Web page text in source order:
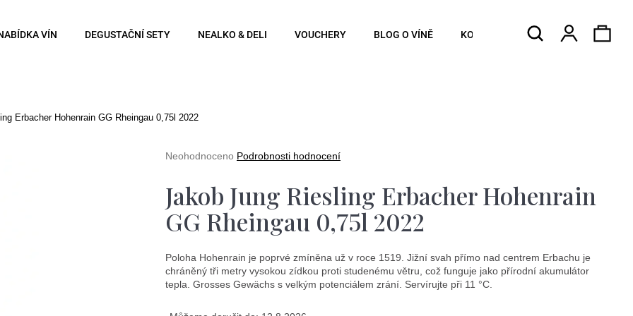
VÍN DEGUSTAČNÍ SETY NEALKO & DELI VOUCHERY BLOG O VÍNĚ KONTAKTY Hledat
Erbacher Hohenrain GG Rheingau 0,75l 2022
Průměrné
je
0,0
z
5
Neohodnoceno Podrobnosti hodnocení
Jakob Jung Riesling Erbacher Hohenrain
GG Rheingau 0,75l 2022
Poloha Hohenrain je poprvé zmíněna už v roce 1519. Jižní svah přímo nad centrem Erbachu je
chráněný tři metry vysokou zídkou proti studenému větru, což funguje jako přírodní akumulátor
tepla. Grosses Gewächs s velkým potenciálem zrání. Servírujte při 11 °C.